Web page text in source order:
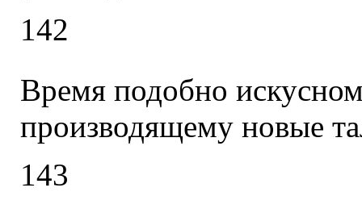
142
Время подобно
производящему новые
143